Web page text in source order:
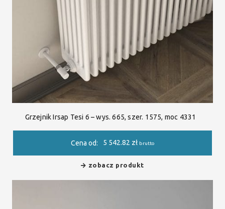
Grzejnik Irsap Tesi 6 – wys. 665, szer. 1575, moc 4331
Cena od: 5 542.82 zł brutto
zobacz produkt